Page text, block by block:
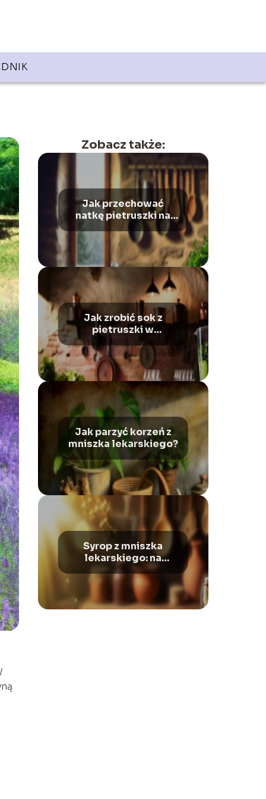
Zobacz także:
Jak przechować
natkę pietruszki na
Jak zrobić sok z
pietruszki w
Thermomixie?
Jak parzyć korzeń z
mniszka lekarskiego?
Syrop z mniszka
lekarskiego: na
kaszel suchy czy
mokry?